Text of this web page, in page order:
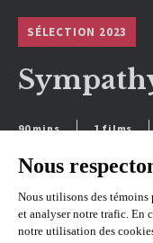
SÉLECTION 2023
90 mins 1 films